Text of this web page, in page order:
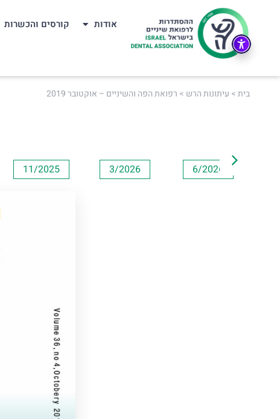
אודות קורסים והכשרות
בית> עיתונות הרש > רפואת הפה והשיניים – אוקטובר 2019
6/2026
3/2026
11/2025